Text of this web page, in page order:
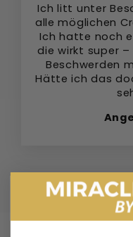
Ich litt unter
alle möglichen
Ich hatte noch
die wirkt super
Beschwerden
Hätte ich das